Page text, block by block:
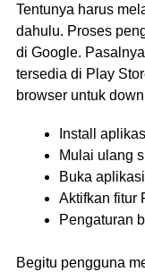
Tentunya harus
dahulu. Proses
di Google.
tersedia di Play
browser untuk
Install
Mulai ulang
Buka
Aktifkan fitur
Pengaturan
Begitu pengguna